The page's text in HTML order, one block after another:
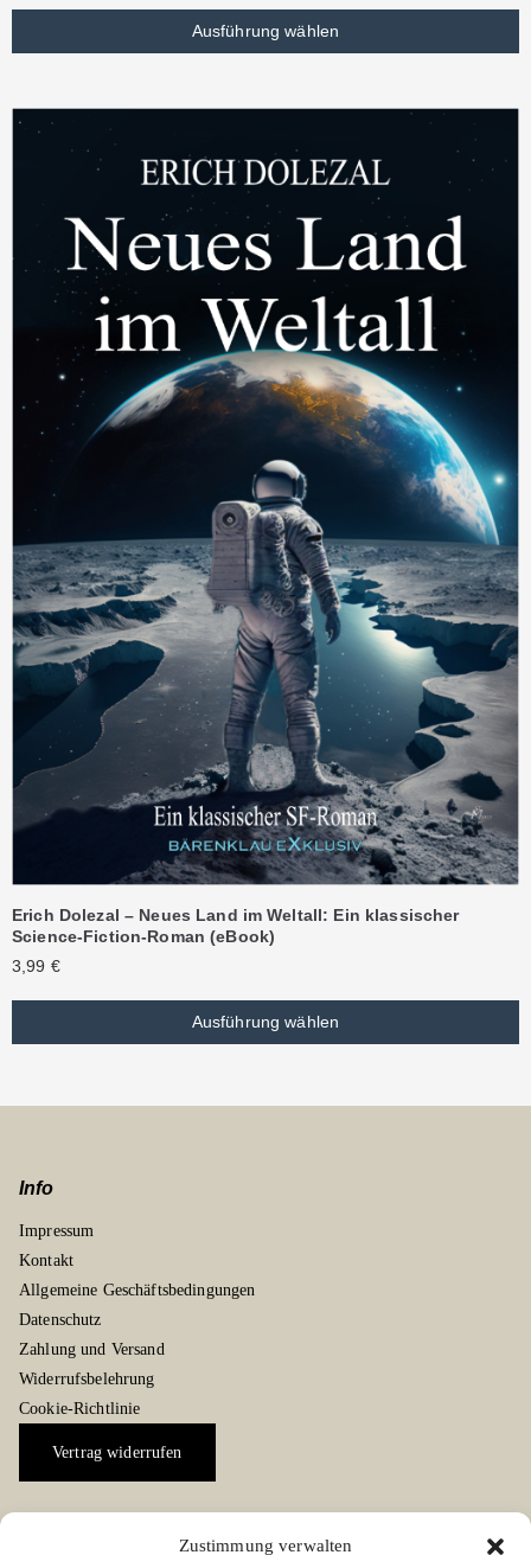
Zustimmung verwalten
Ausführung wählen
Erich Dolezal – Neues Land im Weltall: Ein klassischer
Science-Fiction-Roman (eBook)
3,99 €
Ausführung wählen
Info
Impressum
Kontakt
Allgemeine Geschäftsbedingungen
Datenschutz
Zahlung und Versand
Widerrufsbelehrung
Cookie-Richtlinie
Vertrag widerrufen